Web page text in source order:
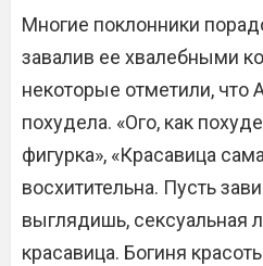
Многие поклонники
завалив ее хвалебными
некоторые отметили, что
похудела. «Ого, как
фигурка», «Красавица
восхитительна. Пусть
выглядишь, сексуальная
красавица. Богиня